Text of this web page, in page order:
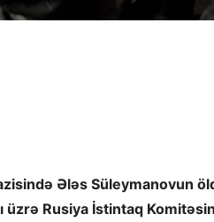
Ələs Süleymanovun
Rusiya İstintaq